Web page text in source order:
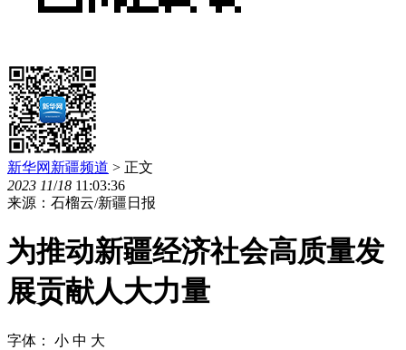
新华网新疆频道 > 正文
2023 11/18 11:03:36
来源：石榴云/新疆日报
为推动新疆经济社会高质量发
展贡献人大力量
字体： 小 中 大